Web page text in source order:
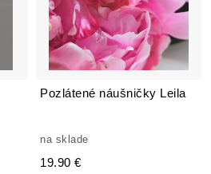
Pozlátené náušničky Leila
na sklade
19.90 €